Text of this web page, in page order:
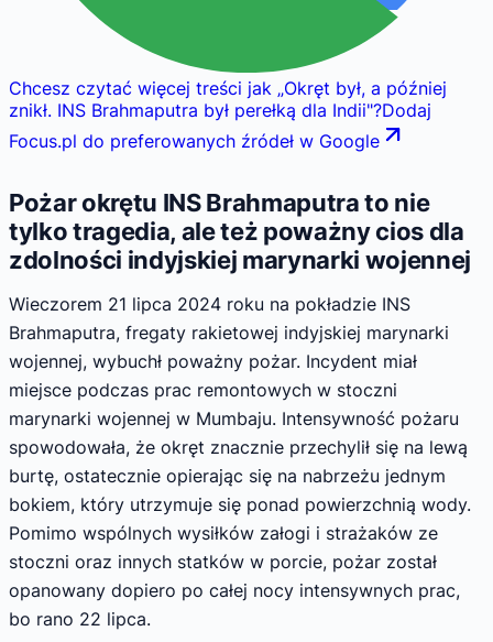
Chcesz czytać więcej treści jak „Okręt był, a później
znikł. INS Brahmaputra był perełką dla Indii"?Dodaj
Focus.pl do preferowanych źródeł w Google
Pożar okrętu INS Brahmaputra to nie
tylko tragedia, ale też poważny cios dla
zdolności indyjskiej marynarki wojennej
Wieczorem 21 lipca 2024 roku na pokładzie INS
Brahmaputra, fregaty rakietowej indyjskiej marynarki
wojennej, wybuchł poważny pożar. Incydent miał
miejsce podczas prac remontowych w stoczni
marynarki wojennej w Mumbaju. Intensywność pożaru
spowodowała, że okręt znacznie przechylił się na lewą
burtę, ostatecznie opierając się na nabrzeżu jednym
bokiem, który utrzymuje się ponad powierzchnią wody.
Pomimo wspólnych wysiłków załogi i strażaków ze
stoczni oraz innych statków w porcie, pożar został
opanowany dopiero po całej nocy intensywnych prac,
bo rano 22 lipca.